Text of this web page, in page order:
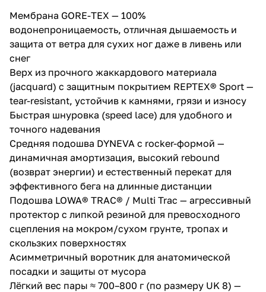
Мембрана GORE-TEX — 100%
водонепроницаемость, отличная дышаемость и
защита от ветра для сухих ног даже в ливень или
снег
Верх из прочного жаккардового материала
(jacquard) с защитным покрытием REPTEX® Sport —
tear-resistant, устойчив к камнями, грязи и износу
Быстрая шнуровка (speed lace) для удобного и
точного надевания
Средняя подошва DYNEVA с rocker-формой —
динамичная амортизация, высокий rebound
(возврат энергии) и естественный перекат для
эффективного бега на длинные дистанции
Подошва LOWA® TRAC® / Multi Trac — агрессивный
протектор с липкой резиной для превосходного
сцепления на мокром/сухом грунте, тропах и
скользких поверхностях
Асимметричный воротник для анатомической
посадки и защиты от мусора
Лёгкий вес пары ≈ 700–800 г (по размеру UK 8) —